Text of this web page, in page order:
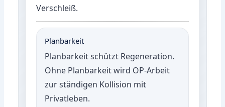
Verschleiß.
Planbarkeit
Planbarkeit schützt Regeneration.
Ohne Planbarkeit wird OP-Arbeit
zur ständigen Kollision mit
Privatleben.